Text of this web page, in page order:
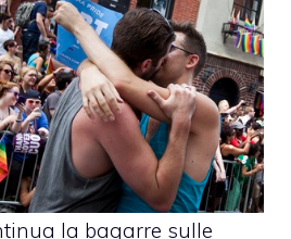
la bagarre sulle